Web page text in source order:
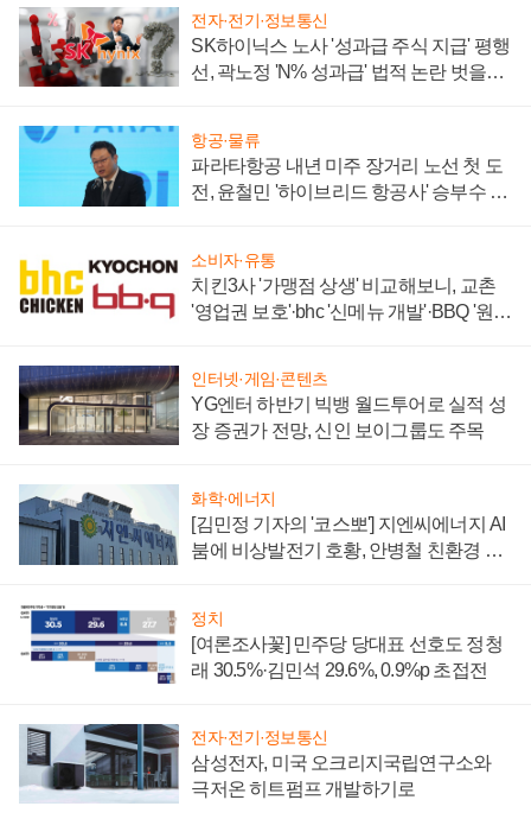
전자·전기·정보통신
SK하이닉스 노사 '성과급 주식 지급' 평행
선, 곽노정 'N% 성과급' 법적 논란 벗을지
항공·물류
파라타항공 내년 미주 장거리 노선 첫 도
전, 윤철민 '하이브리드 항공사' 승부수 통
소비자·유통
치킨3사 '가맹점 상생' 비교해보니, 교촌
'영업권 보호'·bhc '신메뉴 개발'·BBQ '원가
인터넷·게임·콘텐츠
YG엔터 하반기 빅뱅 월드투어로 실적 성
장 증권가 전망, 신인 보이그룹도 주목
화학·에너지
[김민정 기자의 '코스뽀'] 지엔씨에너지 AI
붐에 비상발전기 호황, 안병철 친환경 에
정치
[여론조사꽃] 민주당 당대표 선호도 정청
래 30.5%·김민석 29.6%, 0.9%p 초접전
전자·전기·정보통신
삼성전자, 미국 오크리지국립연구소와
극저온 히트펌프 개발하기로